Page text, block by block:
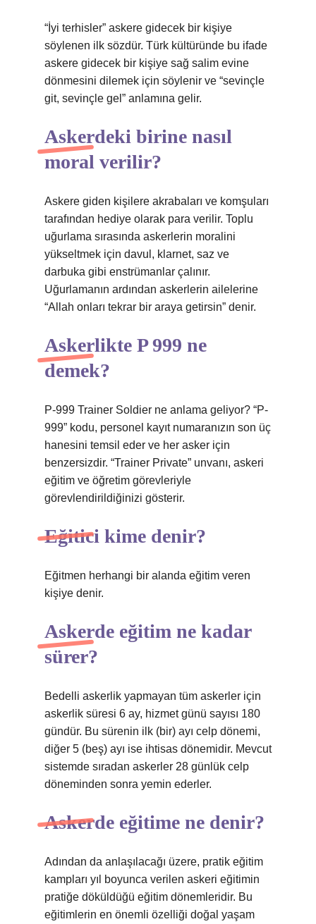
“İyi terhisler” askere gidecek bir kişiye
söylenen ilk sözdür. Türk kültüründe bu ifade
askere gidecek bir kişiye sağ salim evine
dönmesini dilemek için söylenir ve “sevinçle
git, sevinçle gel” anlamına gelir.
Askerdeki birine nasıl
moral verilir?
Askere giden kişilere akrabaları ve komşuları
tarafından hediye olarak para verilir. Toplu
uğurlama sırasında askerlerin moralini
yükseltmek için davul, klarnet, saz ve
darbuka gibi enstrümanlar çalınır.
Uğurlamanın ardından askerlerin ailelerine
“Allah onları tekrar bir araya getirsin” denir.
Askerlikte P 999 ne
demek?
P-999 Trainer Soldier ne anlama geliyor? “P-
999” kodu, personel kayıt numaranızın son üç
hanesini temsil eder ve her asker için
benzersizdir. “Trainer Private” unvanı, askeri
eğitim ve öğretim görevleriyle
görevlendirildiğinizi gösterir.
Eğitici kime denir?
Eğitmen herhangi bir alanda eğitim veren
kişiye denir.
Askerde eğitim ne kadar
sürer?
Bedelli askerlik yapmayan tüm askerler için
askerlik süresi 6 ay, hizmet günü sayısı 180
gündür. Bu sürenin ilk (bir) ayı celp dönemi,
diğer 5 (beş) ayı ise ihtisas dönemidir. Mevcut
sistemde sıradan askerler 28 günlük celp
döneminden sonra yemin ederler.
Askerde eğitime ne denir?
Adından da anlaşılacağı üzere, pratik eğitim
kampları yıl boyunca verilen askeri eğitimin
pratiğe döküldüğü eğitim dönemleridir. Bu
eğitimlerin en önemli özelliği doğal yaşam